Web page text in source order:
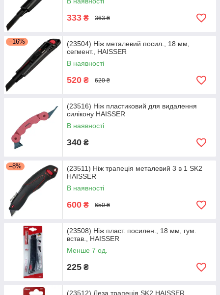
333 ₴ 363 ₴
–16%
(23504) Ніж металевий посил., 18 мм,
сегмент., HAISSER
В наявності
520 ₴ 620 ₴
(23516) Ніж пластиковий для видалення
силікону HAISSER
В наявності
340 ₴
–8%
(23511) Ніж трапеція металевий 3 в 1 SK2
HAISSER
В наявності
600 ₴ 650 ₴
(23508) Ніж пласт. посилен., 18 мм, гум.
встав., HAISSER
Менше 7 од.
225 ₴
(23512) Леза трапеція SK2 HAISSER